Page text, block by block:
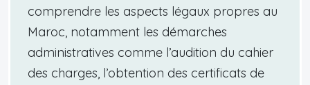
comprendre les aspects légaux propres au
Maroc, notamment les démarches
administratives comme l’audition du cahier
des charges, l’obtention des certificats de